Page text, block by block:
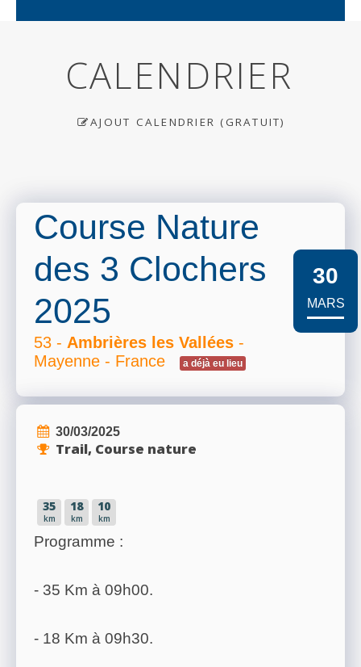
CALENDRIER
AJOUT CALENDRIER (GRATUIT)
Course Nature
des 3 Clochers
2025
53 - Ambrières les Vallées -
Mayenne - France
a déjà eu lieu
30
MARS
30/03/2025
Trail, Course nature
35
km
18
km
10
km
Programme :
- 35 Km à 09h00.
- 18 Km à 09h30.